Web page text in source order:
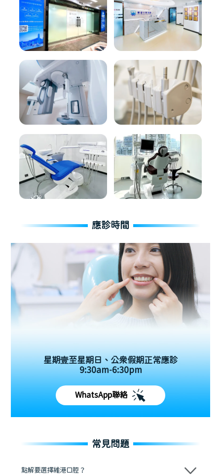
應診時間
星期壹至星期日、公眾假期正常應診
9:30am-6:30pm
WhatsApp聯絡
常見問題
點解要選擇維港口腔？